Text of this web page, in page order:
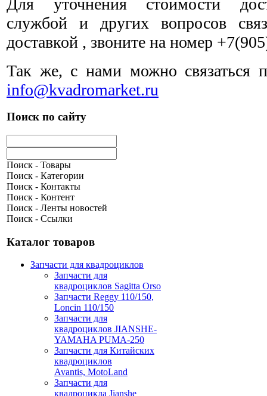
службой и других вопросов
доставкой , звоните на номер
Так же, с нами можно связаться
info@kvadromarket.ru
Поиск по сайту
Поиск - Товары
Поиск - Категории
Поиск - Контакты
Поиск - Контент
Поиск - Ленты новостей
Поиск - Ссылки
Каталог товаров
Запчасти для квадроциклов
Запчасти для
квадроциклов Sagitta Orso
Запчасти Reggy 110/150,
Loncin 110/150
Запчасти для
квадроциклов JIANSHE-
YAMAHA PUMA-250
Запчасти для Китайских
квадроциклов
Avantis, MotoLand
Запчасти для
квадроцикла Jianshe